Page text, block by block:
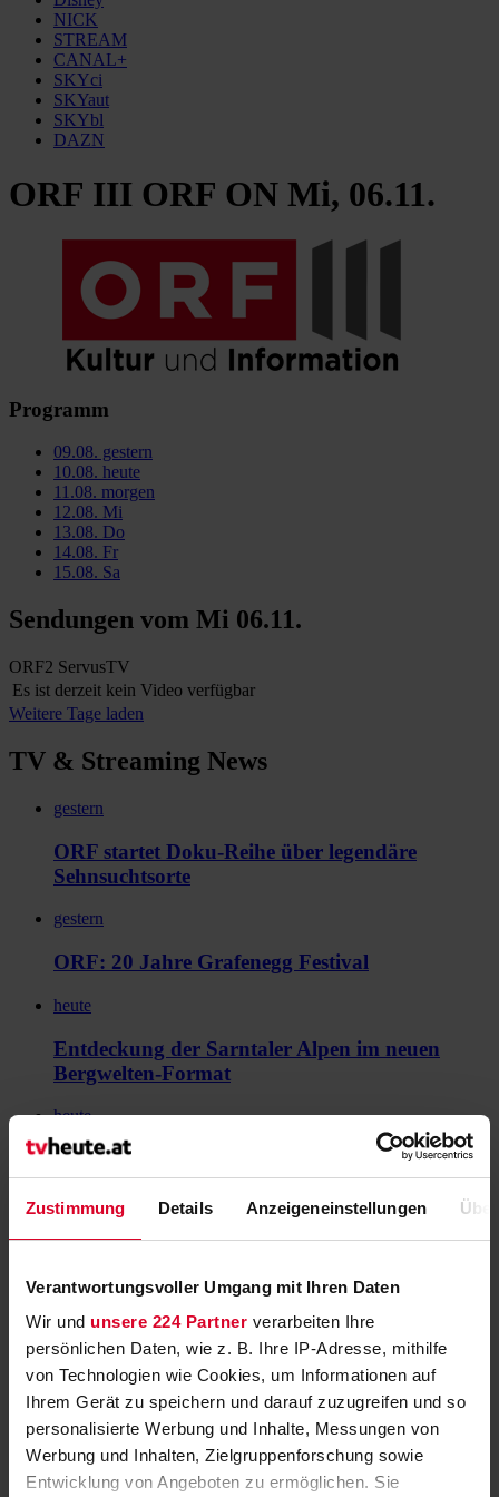
Zustimmung Details Anzeigeneinstellungen
Verantwortungsvoller Umgang mit Ihren Daten
Wir und unsere 224 Partner verarbeiten Ihre
persönlichen Daten, wie z. B. Ihre IP-Adresse, mithilfe
von Technologien wie Cookies, um Informationen auf
Ihrem Gerät zu speichern und darauf zuzugreifen und so
personalisierte Werbung und Inhalte, Messungen von
Werbung und Inhalten, Zielgruppenforschung sowie
Entwicklung von Angeboten zu ermöglichen. Sie
NICK
STREAM
CANAL+
SKYci
SKYaut
SKYbl
DAZN
ORF III ORF ON Mi, 06.11.
Programm
09.08. gestern
10.08. heute
11.08. morgen
12.08. Mi
13.08. Do
14.08. Fr
15.08. Sa
Sendungen vom Mi 06.11.
ORF2 ServusTV
Es ist derzeit kein Video verfügbar
Weitere Tage laden
TV & Streaming News
gestern
ORF startet Doku-Reihe über legendäre
Sehnsuchtsorte
gestern
ORF: 20 Jahre Grafenegg Festival
heute
Entdeckung der Sarntaler Alpen im neuen
Bergwelten-Format
heute
SAT.1 feiert Reality-Erfolg mit „Villa der
Versuchung“
Montagabend
Fünfte Ausgabe der „Liebesg’schichten und
Heiratssachen“
heute
ORF-Sommergespräche starten mit Leonore